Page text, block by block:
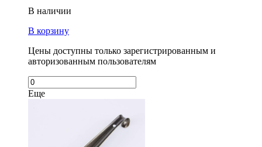
В наличии
В корзину
Цены доступны только зарегистрированным и
авторизованным пользователям
Еще